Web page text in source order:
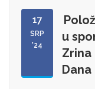
17
SRP
'24
u
Dana